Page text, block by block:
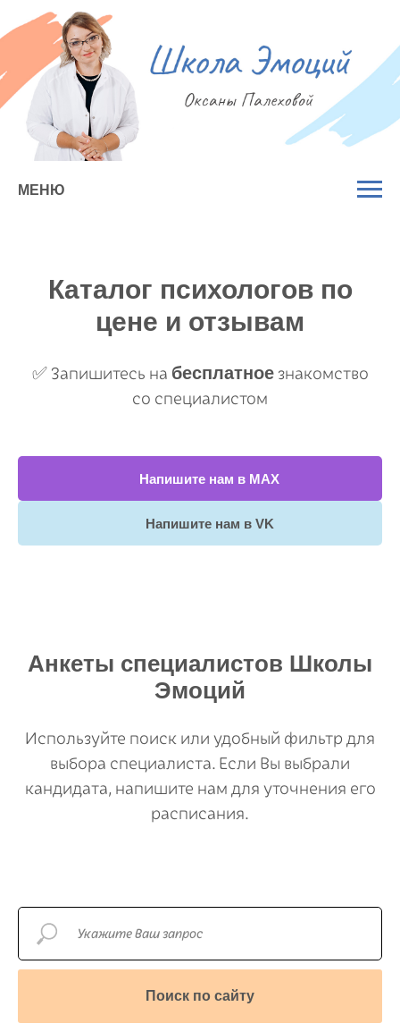
МЕНЮ
Каталог психологов по
цене и отзывам
✅ Запишитесь на бесплатноезнакомство
со специалистом
Напишите нам в МАХ
Напишите нам в VK
Анкеты специалистов Школы
Эмоций
Используйте поиск или удобный фильтр для
выбора специалиста. Если Вы выбрали
кандидата, напишите нам для уточнения его
расписания.
Поиск по сайту